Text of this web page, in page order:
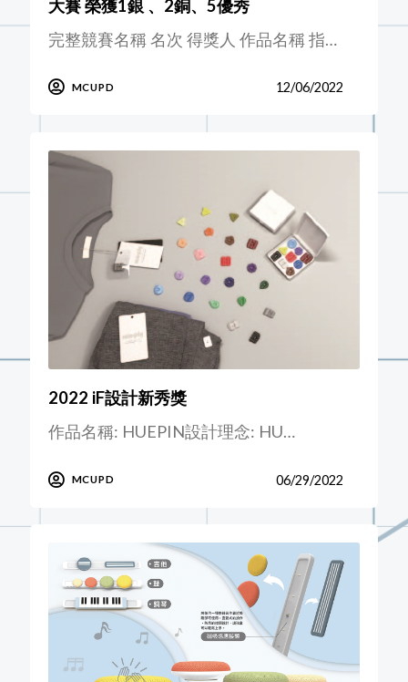
大賽 榮獲1銀 、2銅、5優秀
完整競賽名稱 名次 得獎人 作品名稱 指…
MCUPD 12/06/2022
2022 iF設計新秀獎
作品名稱: HUEPIN設計理念: HU…
MCUPD 06/29/2022